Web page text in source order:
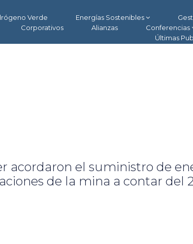
Verde Energías Sostenibles
Corporativos Alianzas Conferencias
Últimas
acordaron el suministro de
de la mina a contar del